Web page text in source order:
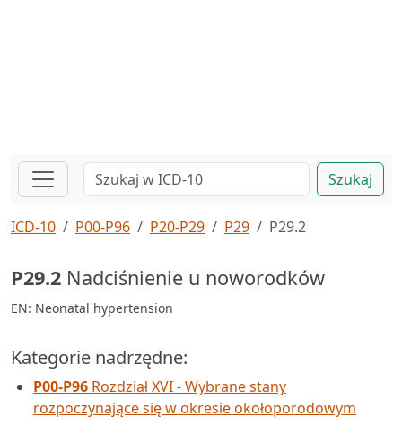
Szukaj
ICD-10 P00-P96 P20-P29 P29 P29.2
P29.2 Nadciśnienie u noworodków
EN: Neonatal hypertension
Kategorie nadrzędne:
P00-P96 Rozdział XVI - Wybrane stany
rozpoczynające się w okresie okołoporodowym